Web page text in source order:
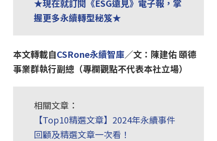
★現在就訂閱《ESG遠見》電子報，掌
握更多永續轉型秘笈★
本文轉載自CSRone永續智庫／文：陳建佑 頤德
事業群執行副總（專欄觀點不代表本社立場）
相關文章：
【Top10精選文章】2024年永續事件
回顧及精選文章一次看！